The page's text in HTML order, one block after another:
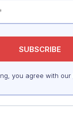
you agree with our